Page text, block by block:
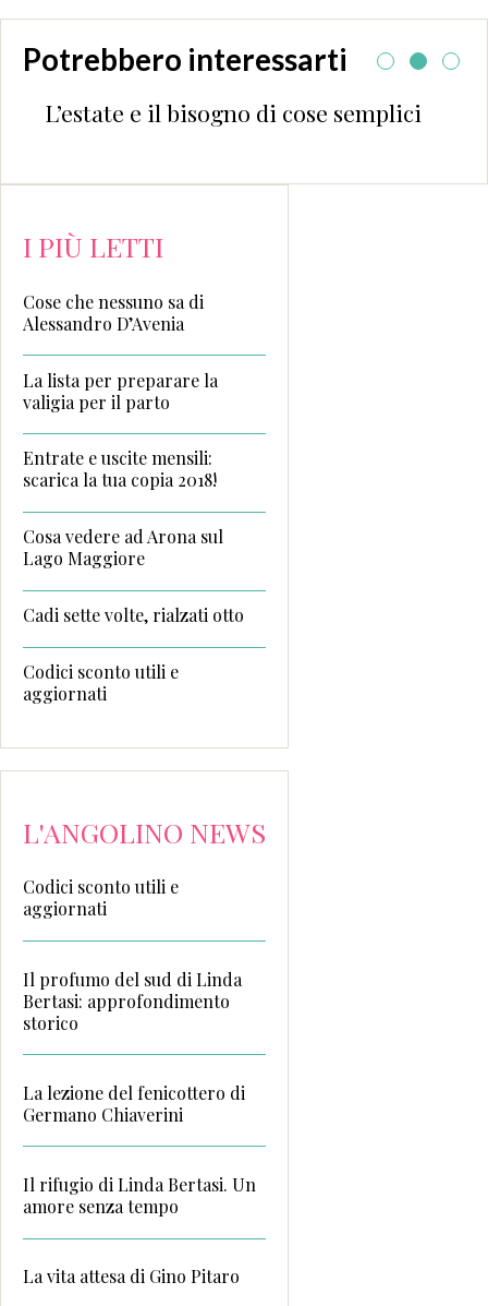
Potrebbero interessarti
L’estate e il bisogno di cose semplici
I PIÙ LETTI
Cose che nessuno sa di
Alessandro D’Avenia
La lista per preparare la
valigia per il parto
Entrate e uscite mensili:
scarica la tua copia 2018!
Cosa vedere ad Arona sul
Lago Maggiore
Cadi sette volte, rialzati otto
Codici sconto utili e
aggiornati
L'ANGOLINO NEWS
Codici sconto utili e
aggiornati
Il profumo del sud di Linda
Bertasi: approfondimento
storico
La lezione del fenicottero di
Germano Chiaverini
Il rifugio di Linda Bertasi. Un
amore senza tempo
La vita attesa di Gino Pitaro